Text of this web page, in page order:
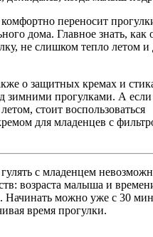
переносит
дома. Главное знать, как
не слишком тепло летом и
о защитных кремах и
зимними прогулками. А если
стоит воспользоваться
для младенцев с
с младенцем
возраста малыша и
Начинать можно уже с 30
время прогулки.